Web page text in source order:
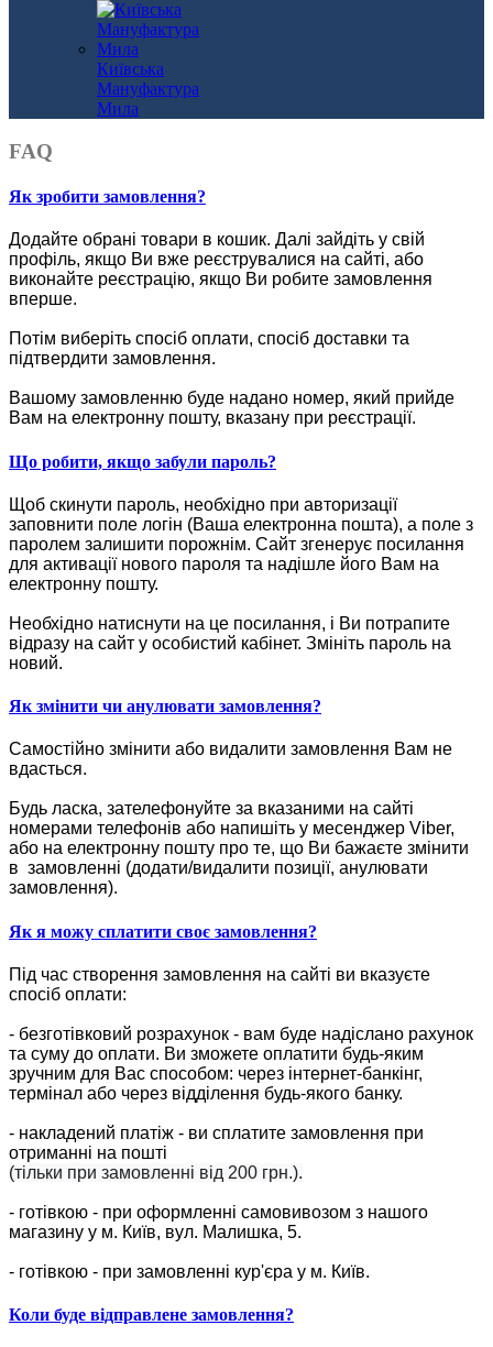
Київська
Мануфактура
Мила
FAQ
Як зробити замовлення?
Додайте обрані товари в кошик. Далі зайдіть у свій
профіль, якщо Ви вже реєструвалися на сайті, або
виконайте реєстрацію, якщо Ви робите замовлення
вперше.
Потім виберіть спосіб оплати, спосіб доставки та
підтвердити замовлення.
Вашому замовленню буде надано номер, який прийде
Вам на електронну пошту, вказану при реєстрації.
Що робити, якщо забули пароль?
Щоб скинути пароль, необхідно при авторизації
заповнити поле логін (Ваша електронна пошта), а поле з
паролем залишити порожнім. Сайт згенерує посилання
для активації нового пароля та надішле його Вам на
електронну пошту.
Необхідно натиснути на це посилання, і Ви потрапите
відразу на сайт у особистий кабінет. Змініть пароль на
новий.
Як змінити чи анулювати замовлення?
Самостійно змінити або видалити замовлення Вам не
вдасться.
Будь ласка, зателефонуйте за вказаними на сайті
номерами телефонів або напишіть у месенджер Viber,
або на електронну пошту про те, що Ви бажаєте змінити
в замовленні (додати/видалити позиції, анулювати
замовлення).
Як я можу сплатити своє замовлення?
Під час створення замовлення на сайті ви вказуєте
спосіб оплати:
- безготівковий розрахунок - вам буде надіслано рахунок
та суму до оплати. Ви зможете оплатити будь-яким
зручним для Вас способом: через інтернет-банкінг,
термінал або через відділення будь-якого банку.
- накладений платіж - ви сплатите замовлення при
отриманні на пошті
(тільки при замовленні від 200 грн.).
- готівкою - при оформленні самовивозом з нашого
магазину у м. Київ, вул. Малишка, 5.
- готівкою - при замовленні кур'єра у м. Київ.
Коли буде відправлене замовлення?